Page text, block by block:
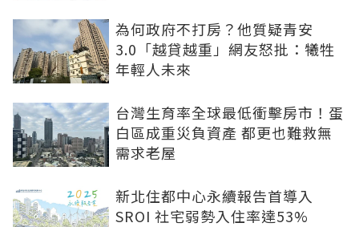
為何政府不打房？他質疑青安
3.0「越貸越重」網友怒批：犧牲
年輕人未來
台灣生育率全球最低衝擊房市！蛋
白區成重災負資產 都更也難救無
需求老屋
新北住都中心永續報告首導入
SROI 社宅弱勢入住率達53%